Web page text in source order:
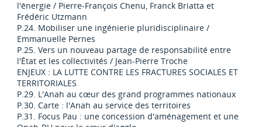
l'énergie / Pierre-François Chenu, Franck Briatta et
Frédéric Utzmann
P.24. Mobiliser une ingénierie pluridisciplinaire /
Emmanuelle Pernes
P.25. Vers un nouveau partage de responsabilité entre
l'État et les collectivités / Jean-Pierre Troche
ENJEUX : LA LUTTE CONTRE LES FRACTURES SOCIALES ET
TERRITORIALES
P.29. L'Anah au cœur des grand programmes nationaux
P.30. Carte : l'Anah au service des territoires
P.31. Focus Pau : une concession d'aménagement et une